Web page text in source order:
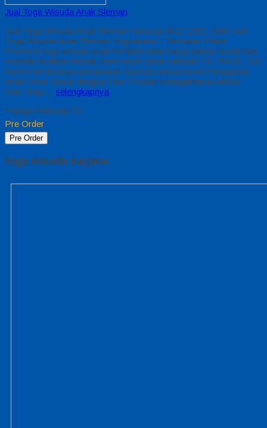
Jual Toga Wisuda Anak Sleman
Jual Toga Wisuda Anak Sleman Hubungi 0812-2282-1060 Jual
Toga Wisuda Anak Sleman Yogyakarta – Temukan Paket
Promosi toga wisuda anak komplet pada harga paling murah dan
memiliki kualitas terbaik, kami kasih untuk sekolah TK, PAUD , SD
Kami memberinya penawaran Special semua level Pengajaran
Anak Umur Dasar dengan Fitur Produk sebagaimana berikut :
Kain Toga… selengkapnya
*Harga Hubungi CS
Pre Order
Pre Order
toga wisuda sarjana